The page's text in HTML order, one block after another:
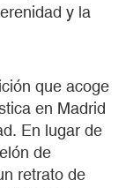
y la
que acoge
en Madrid
En lugar de
de
retrato de